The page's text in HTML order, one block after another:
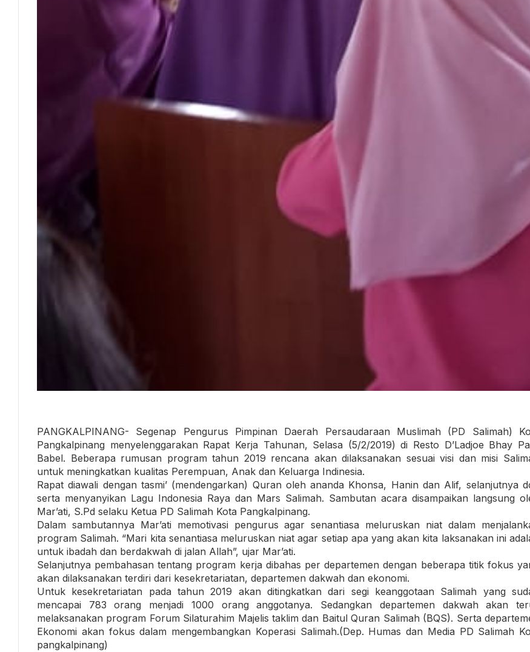
PANGKALPINANG- Segenap Pengurus Pimpinan Daerah Persaudaraan Muslimah (PD Salimah)
Pangkalpinang menyelenggarakan Rapat Kerja Tahunan, Selasa (5/2/2019) di Resto D’Ladjoe Bhay
Babel. Beberapa rumusan program tahun 2019 rencana akan dilaksanakan sesuai visi dan misi
untuk meningkatkan kualitas Perempuan, Anak dan Keluarga Indinesia.
Rapat diawali dengan tasmi’ (mendengarkan) Quran oleh ananda Khonsa, Hanin dan Alif, selanjutnya
serta menyanyikan Lagu Indonesia Raya dan Mars Salimah. Sambutan acara disampaikan langsung
Mar’ati, S.Pd selaku Ketua PD Salimah Kota Pangkalpinang.
Dalam sambutannya Mar’ati memotivasi pengurus agar senantiasa meluruskan niat dalam
program Salimah. “Mari kita senantiasa meluruskan niat agar setiap apa yang akan kita laksanakan ini
untuk ibadah dan berdakwah di jalan Allah”, ujar Mar’ati.
Selanjutnya pembahasan tentang program kerja dibahas per departemen dengan beberapa titik fokus
akan dilaksanakan terdiri dari kesekretariatan, departemen dakwah dan ekonomi.
Untuk kesekretariatan pada tahun 2019 akan ditingkatkan dari segi keanggotaan Salimah yang
mencapai 783 orang menjadi 1000 orang anggotanya. Sedangkan departemen dakwah akan
melaksanakan program Forum Silaturahim Majelis taklim dan Baitul Quran Salimah (BQS). Serta
Ekonomi akan fokus dalam mengembangkan Koperasi Salimah.(Dep. Humas dan Media PD Salimah
pangkalpinang)